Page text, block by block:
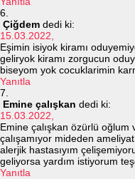
Çiğdem dedi ki:
15.03.2022,
Eşimin isiyok kiramı
geliryok kiramı zorgucun
biseyom yok cocuklarimin
Yanıtla
Emine çalışkan dedi ki:
15.03.2022,
Emine çalışkan özürlü oğlum
çalışamıyor mideden
alerjik hastasıyım
geliyorsa yardım istiyorum
Yanıtla